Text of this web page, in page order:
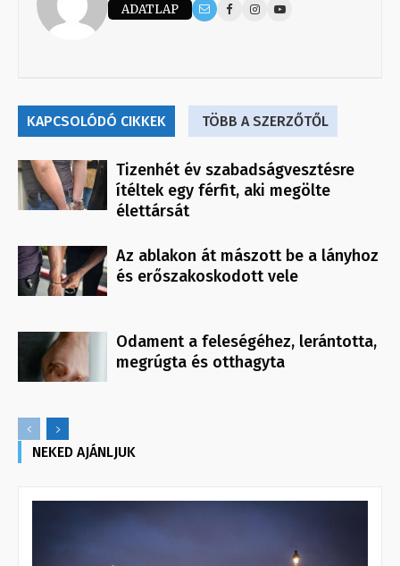
ADATLAP
KAPCSOLÓDÓ CIKKEK TÖBB A SZERZŐTŐL
Tizenhét év szabadságvesztésre
ítéltek egy férfit, aki megölte
élettársát
Az ablakon át mászott be a lányhoz
és erőszakoskodott vele
Odament a feleségéhez, lerántotta,
megrúgta és otthagyta
NEKED AJÁNLJUK